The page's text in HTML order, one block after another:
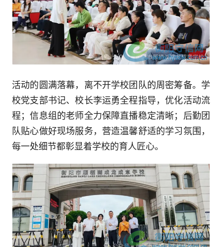
活动的圆满落幕，离不开学校团队的周密筹备。学
校党支部书记、校长李运勇全程指导，优化活动流
程；信息组的老师全力保障直播稳定清晰；后勤团
队贴心做好现场服务，营造温馨舒适的学习氛围，
每一处细节都彰显着学校的育人匠心。